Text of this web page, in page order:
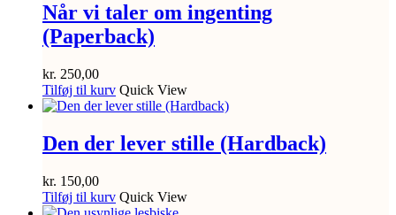
Når vi taler om ingenting
(Paperback)
kr. 250,00
Tilføj til kurv Quick View
Den der lever stille (Hardback)
kr. 150,00
Tilføj til kurv Quick View